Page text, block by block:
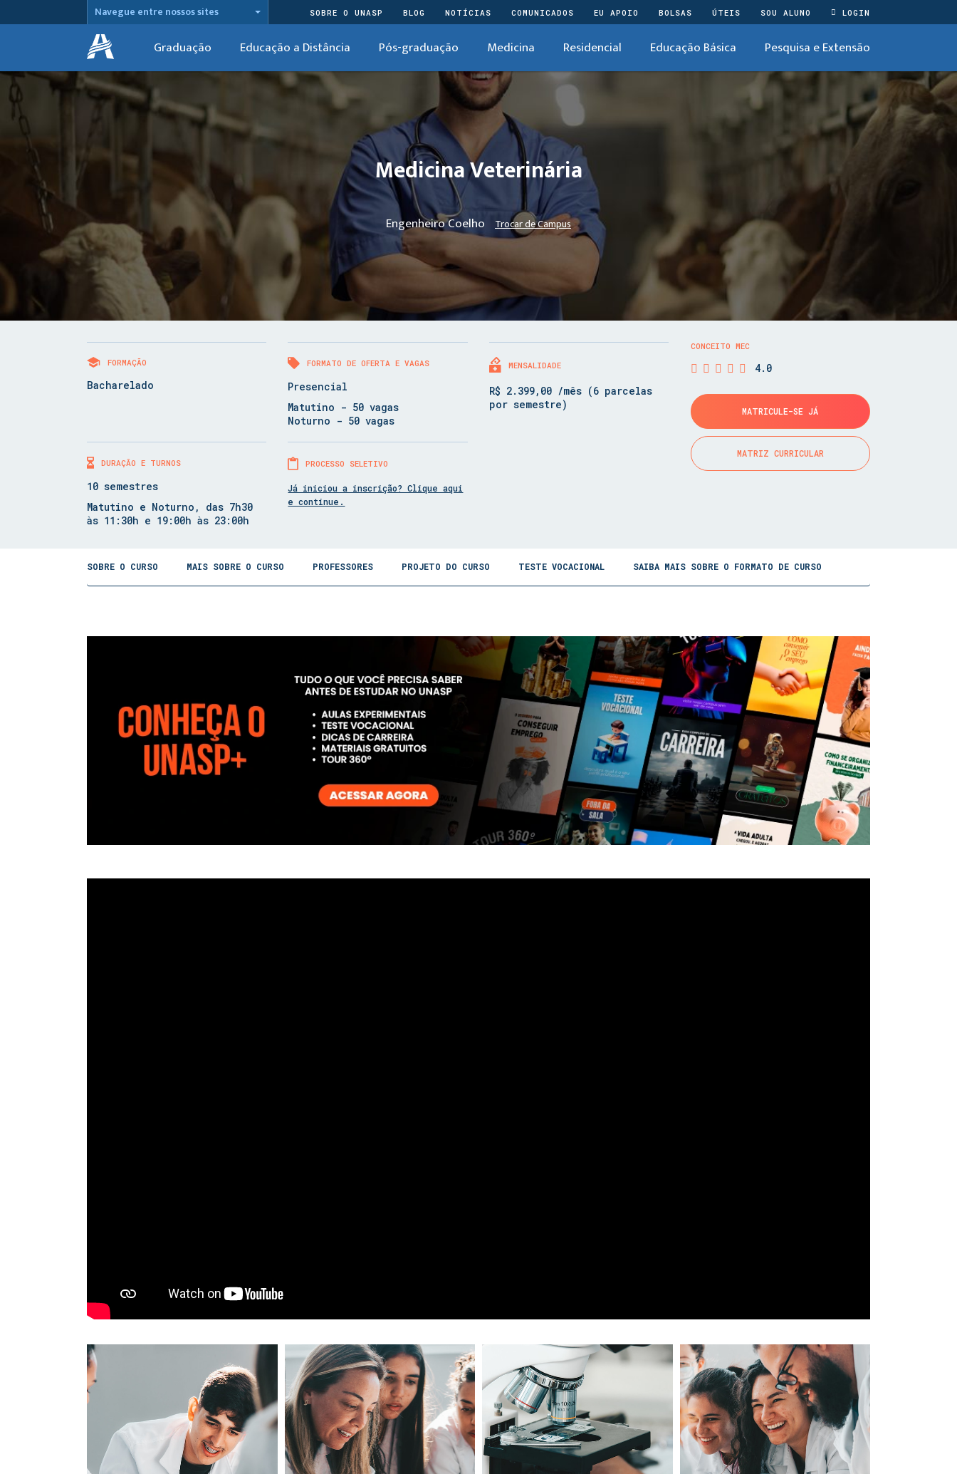
Navegue entre nossos sites SOBRE O UNASP BLOG NOTÍCIAS COMUNICADOS EU APOIO BOLSAS ÚTEIS SOU ALUNO LOGIN
Graduação Educação a Distância Pós-graduação Medicina Residencial Educação Básica Pesquisa e Extensão
Medicina Veterinária
Engenheiro Coelho Trocar de Campus
FORMAÇÃO
Bacharelado
FORMATO DE OFERTA E VAGAS
Presencial
Matutino - 50 vagas
Noturno - 50 vagas
MENSALIDADE
R$ 2.399,00 /mês (6 parcelas
por semestre)
DURAÇÃO E TURNOS
10 semestres
Matutino e Noturno, das 7h30
às 11:30h e 19:00h às 23:00h
PROCESSO SELETIVO
Já iniciou a inscrição? Clique aqui
e continue.
CONCEITO MEC
4.0
MATRICULE-SE JÁ
MATRIZ CURRICULAR
SOBRE O CURSO MAIS SOBRE O CURSO PROFESSORES PROJETO DO CURSO TESTE VOCACIONAL SAIBA MAIS SOBRE O FORMATO DE CURSO